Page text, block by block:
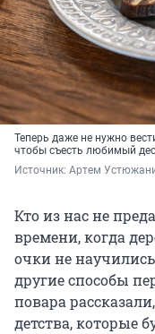
Теперь даже не нужно
чтобы съесть любимый
Источник: Артем
Кто из нас не
времени, когда
очки не научились
другие способы
повара
детства, которые